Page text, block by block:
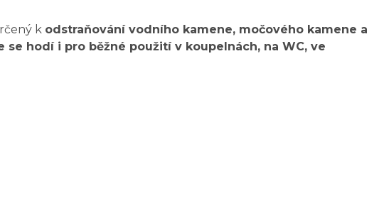
k odstraňování vodního kamene, močového kamene a
hodí i pro běžné použití v koupelnách, na WC, ve